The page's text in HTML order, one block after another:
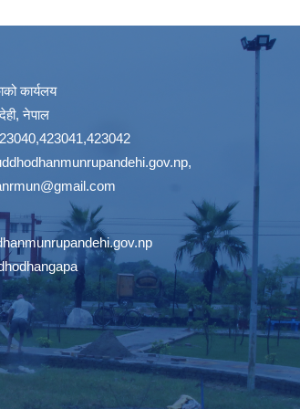
कार्यलय
नेपाल
,